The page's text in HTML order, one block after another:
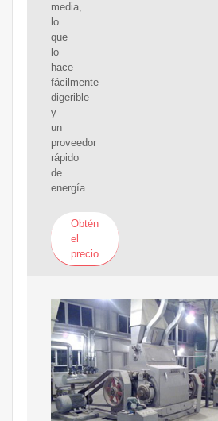
media,
lo
que
lo
hace
fácilmente
digerible
y
un
proveedor
rápido
de
energía.
Obtén
el
precio